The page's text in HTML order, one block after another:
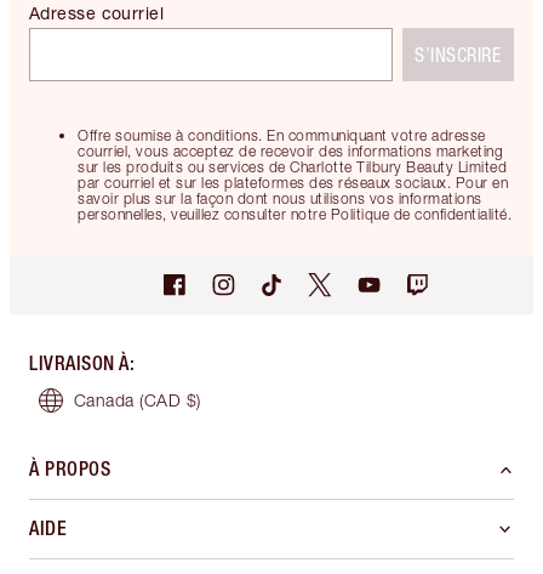
Offre soumise à conditions. En communiquant votre adresse
courriel, vous acceptez de recevoir des informations marketing
sur les produits ou services de Charlotte Tilbury Beauty Limited
par courriel et sur les plateformes des réseaux sociaux. Pour en
savoir plus sur la façon dont nous utilisons vos informations
personnelles, veuillez consulter notre Politique de confidentialité.
Adresse courriel
S’INSCRIRE
LIVRAISON À:
Canada (CAD $)
À PROPOS
AIDE